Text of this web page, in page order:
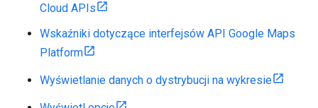
Cloud APIs
Wskaźniki dotyczące interfejsów API Google Maps
Platform
Wyświetlanie danych o dystrybucji na wykresie